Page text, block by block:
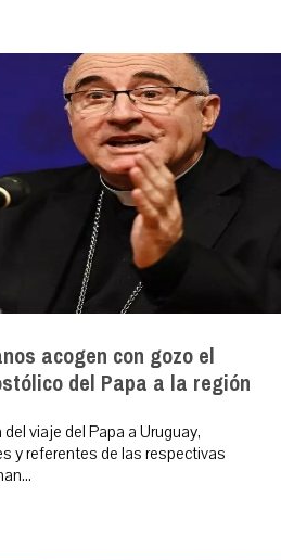
acogen con gozo el
del Papa a la región
viaje del Papa a Uruguay,
y referentes de las respectivas